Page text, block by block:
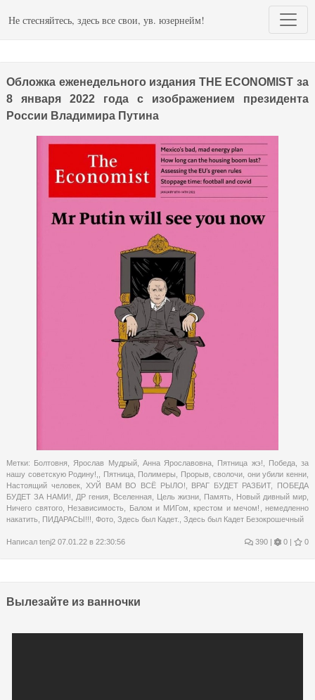
Не стесняйтесь, здесь все свои, ув. юзернейм!
Обложка еженедельного издания THE ECONOMIST за
8 января 2022 года с изображением президента
России Владимира Путина
Метки: Болтовня Ярослав Мудрый, Анна Ярославовна Пятница жэ! Победа,за
нашу советскую Родину!,
Пятница, Полимеры Прорыв,сволочи они убили кенни
Настоящий человек, ХУЙ ВАМ ВО ВСЁ РЫЛО! ВРАГ БУДЕТ РАЗБИТ, ПОБЕДА
БУДЕТ ЗА НАМИ!
ДР гения Вселенная Цель жизни Память Новый дивный мир
Ничего святого, Независимость Балом и МИГом ,крестом и мечом! ,немедленно
накатить
ПИДАРАСЫ!!! Фото Здесь был Кадет. Здесь был Кадет Безокрошечный
Написал tenj2 07.01.22 в 22:30:56 390 | 0 | 0
Вылезайте из ванночки